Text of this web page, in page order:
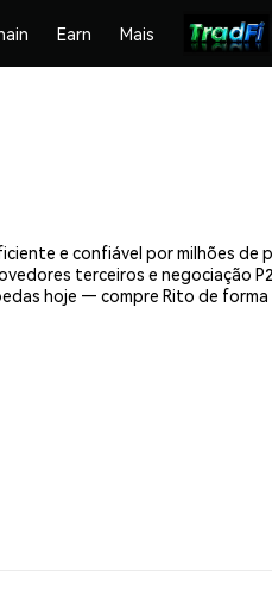
Earn Mais
e confiável por milhões
terceiros e negociação
hoje — compre Rito de